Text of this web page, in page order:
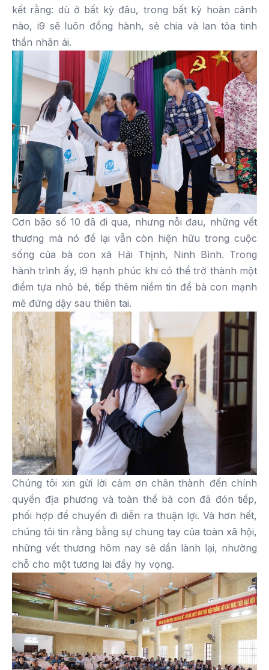
kết rằng: dù ở bất kỳ đâu, trong bất kỳ hoàn cảnh
nào, i9 sẽ luôn đồng hành, sẻ chia và lan tỏa tinh
thần nhân ái.
Cơn bão số 10 đã đi qua, nhưng nỗi đau, những vết
thương mà nó để lại vẫn còn hiện hữu trong cuộc
sống của bà con xã Hải Thịnh, Ninh Bình. Trong
hành trình ấy, i9 hạnh phúc khi có thể trở thành một
điểm tựa nhỏ bé, tiếp thêm niềm tin để bà con mạnh
mẽ đứng dậy sau thiên tai.
Chúng tôi xin gửi lời cảm ơn chân thành đến chính
quyền địa phương và toàn thể bà con đã đón tiếp,
phối hợp để chuyến đi diễn ra thuận lợi. Và hơn hết,
chúng tôi tin rằng bằng sự chung tay của toàn xã hội,
những vết thương hôm nay sẽ dần lành lại, nhường
chỗ cho một tương lai đầy hy vọng.